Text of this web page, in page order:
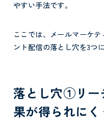
やすい手法です。
ここでは、メールマーケ
ント配信の落とし穴を3つ
落とし穴①リー
果が得られにく